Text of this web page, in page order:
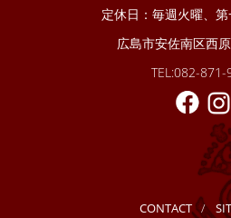
定休日：毎週火曜、
広島市安佐南区西
TEL:082-871-
CONTACT